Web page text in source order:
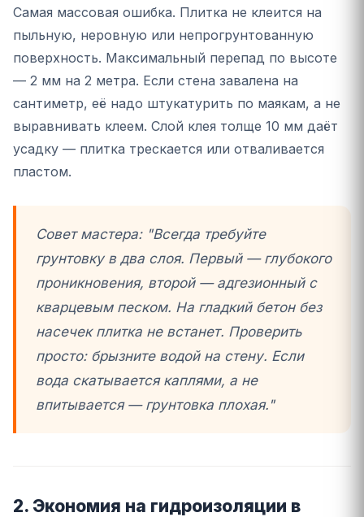
Самая массовая ошибка. Плитка не клеится на
пыльную, неровную или непрогрунтованную
поверхность. Максимальный перепад по высоте
— 2 мм на 2 метра. Если стена завалена на
сантиметр, её надо штукатурить по маякам, а не
выравнивать клеем. Слой клея толще 10 мм даёт
усадку — плитка трескается или отваливается
пластом.
Совет мастера: "Всегда требуйте
грунтовку в два слоя. Первый — глубокого
проникновения, второй — адгезионный с
кварцевым песком. На гладкий бетон без
насечек плитка не встанет. Проверить
просто: брызните водой на стену. Если
вода скатывается каплями, а не
впитывается — грунтовка плохая."
2. Экономия на гидроизоляции в